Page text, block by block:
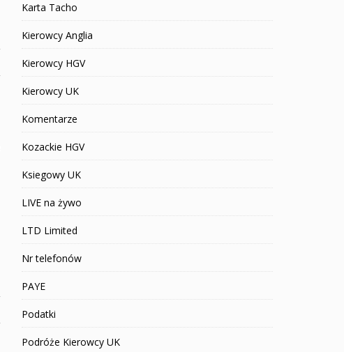
Karta Tacho
Kierowcy Anglia
Kierowcy HGV
Kierowcy UK
Komentarze
Kozackie HGV
Ksiegowy UK
LIVE na żywo
LTD Limited
Nr telefonów
PAYE
Podatki
Podróże Kierowcy UK